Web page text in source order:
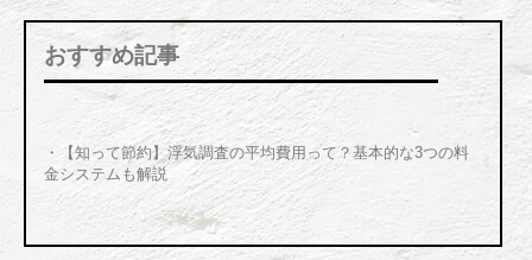
おすすめ記事
・【知って節約】浮気調査の平均費用って？基本的な3つの料
金システムも解説